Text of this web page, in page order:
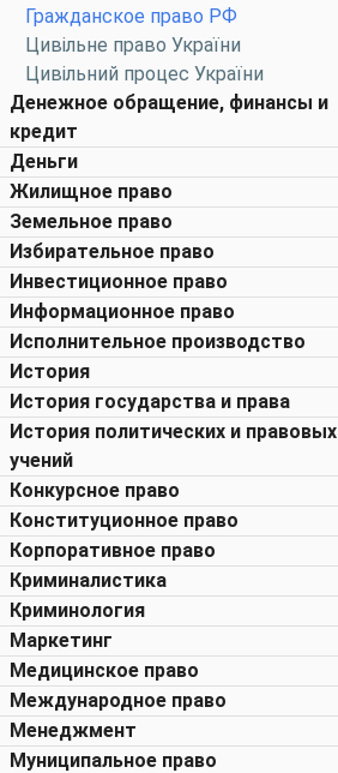
Гражданское право РФ
Цивільне право України
Цивільний процес України
Денежное обращение, финансы и
кредит
Деньги
Жилищное право
Земельное право
Избирательное право
Инвестиционное право
Информационное право
Исполнительное производство
История
История государства и права
История политических и правовых
учений
Конкурсное право
Конституционное право
Корпоративное право
Криминалистика
Криминология
Маркетинг
Медицинское право
Международное право
Менеджмент
Муниципальное право